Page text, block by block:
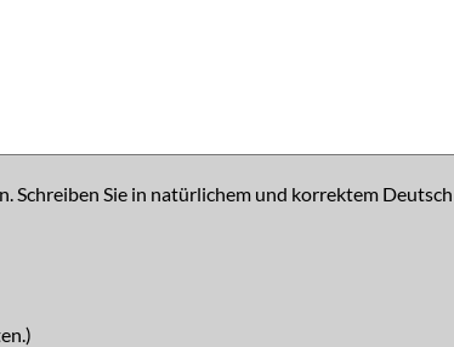
Schreiben Sie in natürlichem und korrektem